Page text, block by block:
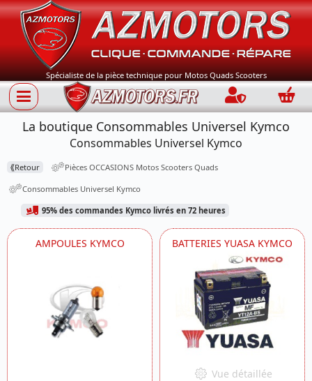
Spécialiste de la pièce technique pour Motos Quads Scooters
Connection
La boutique Consommables Universel Kymco
Consommables Universel Kymco
⟪Retour Pièces OCCASIONS Motos Scooters Quads
Consommables Universel Kymco
95% des commandes Kymco livrés en 72 heures
AMPOULES KYMCO BATTERIES YUASA KYMCO
Vue détaillée